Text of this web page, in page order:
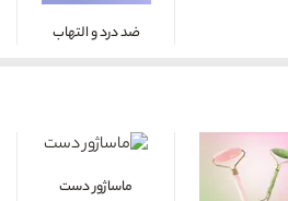
ضد درد و التهاب
ماساژور دست